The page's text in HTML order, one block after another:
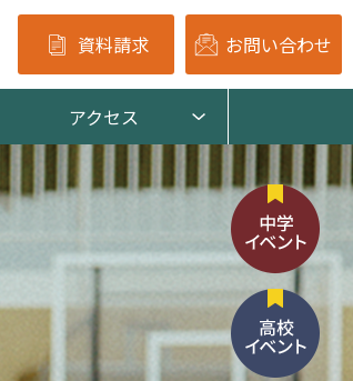
資料請求 お問い合わせ
アクセス